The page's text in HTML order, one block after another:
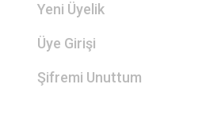
Yeni Üyelik
Üye Girişi
Şifremi Unuttum